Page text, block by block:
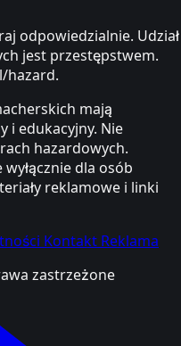
odpowiedzialnie. Udział
jest przestępstwem.
hazard.
mają
i edukacyjny. Nie
hazardowych.
dla osób
reklamowe i linki
Kontakt Reklama
zastrzeżone